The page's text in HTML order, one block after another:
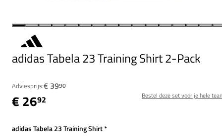
adidas Tabela 23 Training Shirt 2-Pack
Adviesprijs:€ 3990
€ 2692 Bestel deze set voor je hele
adidas Tabela 23 Training Shirt*